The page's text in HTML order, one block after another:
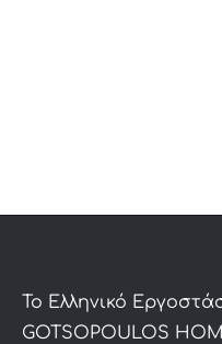
To Ελληνικό
GOTSOPOULOS